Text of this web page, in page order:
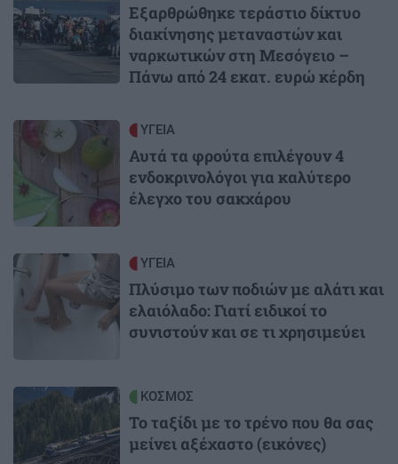
Εξαρθρώθηκε τεράστιο δίκτυο
διακίνησης μεταναστών και
ναρκωτικών στη Μεσόγειο –
Πάνω από 24 εκατ. ευρώ κέρδη
Image ΥΓΕΙΑ
Αυτά τα φρούτα επιλέγουν 4
ενδοκρινολόγοι για καλύτερο
έλεγχο του σακχάρου
Image ΥΓΕΙΑ
Πλύσιμο των ποδιών με αλάτι και
ελαιόλαδο: Γιατί ειδικοί το
συνιστούν και σε τι χρησιμεύει
Image ΚΟΣΜΟΣ
Το ταξίδι με το τρένο που θα σας
μείνει αξέχαστο (εικόνες)